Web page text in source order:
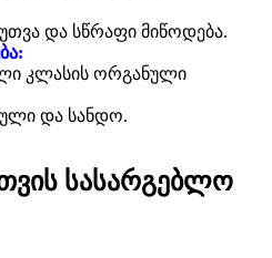
და სწრაფი მიწოდება.
კლასის ორგანული
და სანდო.
სასარგებლო